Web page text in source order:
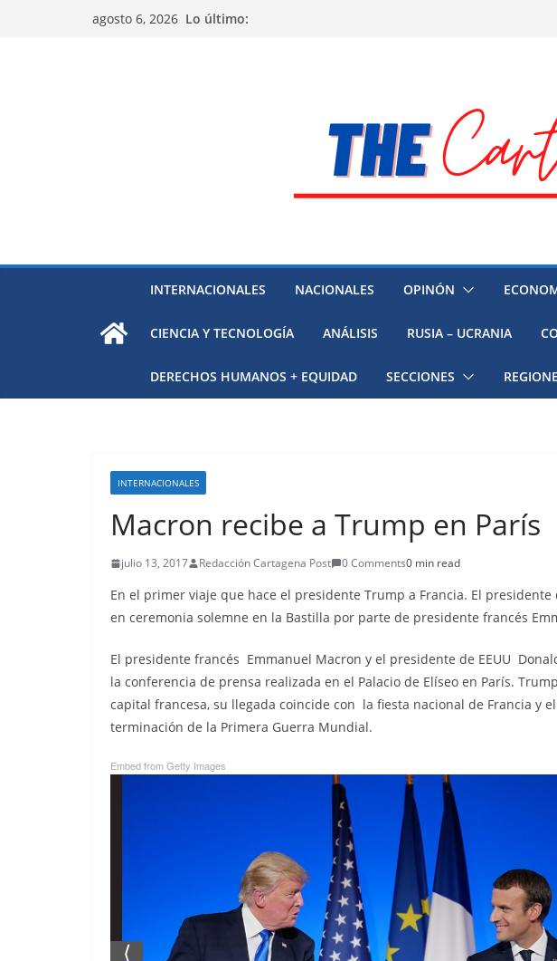
agosto 6, 2026 Lo último:
INTERNACIONALES NACIONALES OPINÓN
CIENCIA Y TECNOLOGÍA ANÁLISIS RUSIA – UCRANIA
DERECHOS HUMANOS + EQUIDAD SECCIONES
INTERNACIONALES
Macron recibe a Trump en París
julio 13, 2017 Redacción Cartagena Post 0 Comments0 min read
En el primer viaje que hace el presidente Trump a Francia. El
en ceremonia solemne en la Bastilla por parte de presidente francés
El presidente francés Emmanuel Macron y el presidente de EEUU
la conferencia de prensa realizada en el Palacio de Elíseo en París.
capital francesa, su llegada coincide con la fiesta nacional de Francia y
terminación de la Primera Guerra Mundial.
Embed from Getty Images